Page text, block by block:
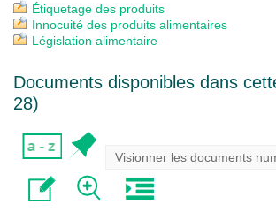
Étiquetage des produits
Innocuité des produits alimentaires
Législation alimentaire
Documents disponibles dans
28)
Visionner les documents